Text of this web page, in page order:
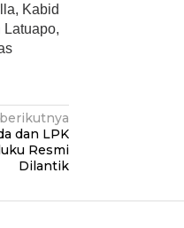
Kabid
Latuapo,
dan LPK
Resmi
Dilantik